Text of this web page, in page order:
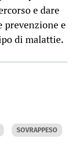
e dare
prevenzione e
di malattie.
SOVRAPPESO